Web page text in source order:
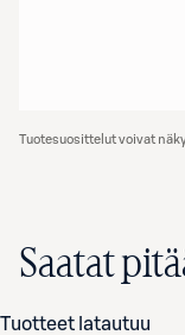
Tuotesuosittelut voivat
Saatat
Tuotteet latautuu